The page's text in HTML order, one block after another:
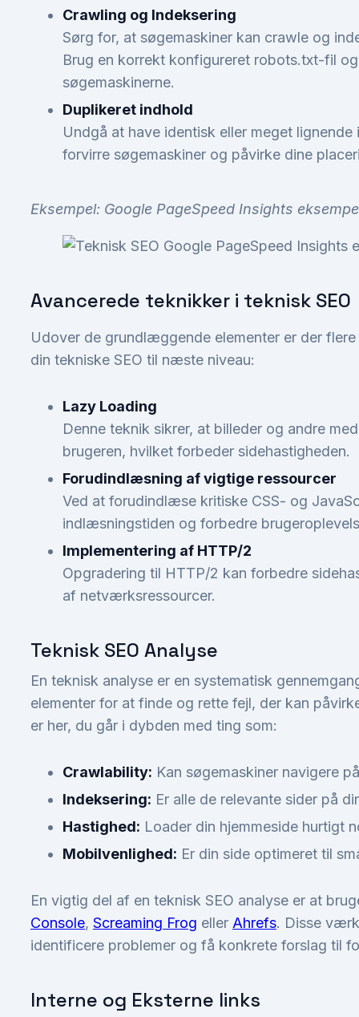
Crawling og Indeksering
Sørg for, at søgemaskiner kan crawle og
Brug en korrekt konfigureret robots.txt-fil
søgemaskinerne.
Duplikeret indhold
Undgå at have identisk eller meget
forvirre søgemaskiner og påvirke dine
Eksempel: Google PageSpeed Insights
Avancerede teknikker i teknisk SEO
Udover de grundlæggende elementer er der
din tekniske SEO til næste niveau:
Lazy Loading
Denne teknik sikrer, at billeder og andre
brugeren, hvilket forbeder sidehastigheden.
Forudindlæsning af vigtige ressourcer
Ved at forudindlæse kritiske CSS- og
indlæsningstiden og forbedre
Implementering af HTTP/2
Opgradering til HTTP/2 kan forbedre
af netværksressourcer.
Teknisk SEO Analyse
En teknisk analyse er en systematisk
elementer for at finde og rette fejl, der kan
er her, du går i dybden med ting som:
Crawlability: Kan søgemaskiner navigere
Indeksering: Er alle de relevante sider på
Hastighed: Loader din hjemmeside hurtigt
Mobilvenlighed: Er din side optimeret til
En vigtig del af en teknisk SEO analyse er at
Console, Screaming Frog eller Ahrefs. Disse
identificere problemer og få konkrete forslag til
Interne og Eksterne links